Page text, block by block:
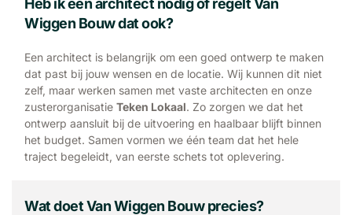
Heb ik een architect nodig of regelt Van
Wiggen Bouw dat ook?
Een architect is belangrijk om een goed ontwerp te maken
dat past bij jouw wensen en de locatie. Wij kunnen dit niet
zelf, maar werken samen met vaste architecten en onze
zusterorganisatie Teken Lokaal. Zo zorgen we dat het
ontwerp aansluit bij de uitvoering en haalbaar blijft binnen
het budget. Samen vormen we één team dat het hele
traject begeleidt, van eerste schets tot oplevering.
Wat doet Van Wiggen Bouw precies?